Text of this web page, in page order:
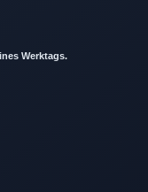
Werktags.